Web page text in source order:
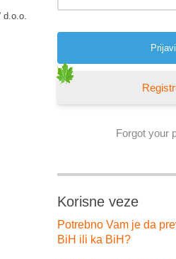
d.o.o.
Forgot your
Korisne veze
Potrebno Vam je da
BiH ili ka BiH?